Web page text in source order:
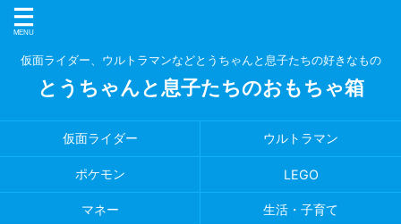
仮面ライダー、ウルトラマンなどとうちゃんと息子たちの好きなもの
とうちゃんと息子たちのおもちゃ箱
仮面ライダー ウルトラマン
ポケモン LEGO
マネー 生活・子育て